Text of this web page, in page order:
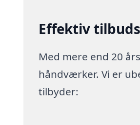
Effektiv
Med mere end 20
håndværker. Vi er
tilbyder: